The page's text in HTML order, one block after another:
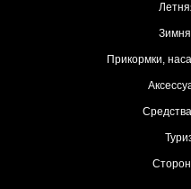
Прикормки,